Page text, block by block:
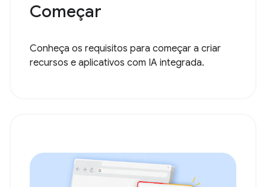
Começar
Conheça os requisitos para começar a criar
recursos e aplicativos com IA integrada.